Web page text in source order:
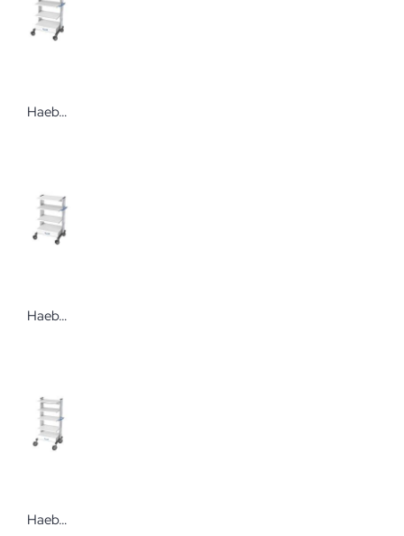
Haeberle swingo-clinic 60 Gerätewagen Metall Der profilstarke und robuste Gerätewagen
Haeberle swingo 60 Gerätewagen Holz-Kunststoff Der profilstarke und robuste Gerätewagen
Haeberle swingo-clinic 60 Endoskopiewagen Metall Der profilstarke und robuste Gerätewagen